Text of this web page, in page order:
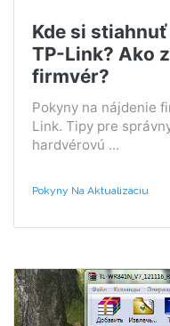
Kde si
TP-Link? Ako
firmvér?
Pokyny na nájdenie
Link. Tipy pre
hardvérovú ...
Pokyny Na Aktualizáciu